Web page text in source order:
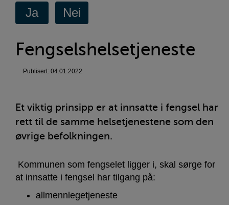
Fengselshelsetjeneste
Publisert: 04.01.2022
Et viktig prinsipp er at innsatte i fengsel har
rett til de samme helsetjenestene som den
øvrige befolkningen.
Kommunen som fengselet ligger i, skal sørge for
at innsatte i fengsel har tilgang på:
allmennlegetjeneste